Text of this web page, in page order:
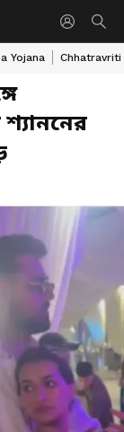
Yojana Chhatravriti